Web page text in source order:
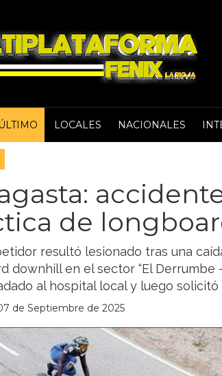
LOCALES NACIONALES
de
resultó lesionado tras una
downhill en el sector “El Derrumbe
al hospital local y luego solicitó
de Septiembre de 2025